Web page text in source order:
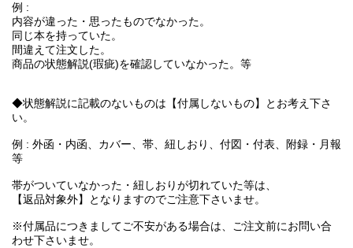
例 :
内容が違った・思ったものでなかった。
同じ本を持っていた。
間違えて注文した。
商品の状態解説(瑕疵)を確認していなかった。等
◆状態解説に記載のないものは【付属しないもの】とお考え下さ
い。
例 : 外函・内函、カバー、帯、紐しおり、付図・付表、附録・月報
等
帯がついていなかった・紐しおりが切れていた等は、
【返品対象外】となりますのでご注意下さいませ。
※付属品につきましてご不安がある場合は、ご注文前にお問い合
わせ下さいませ。